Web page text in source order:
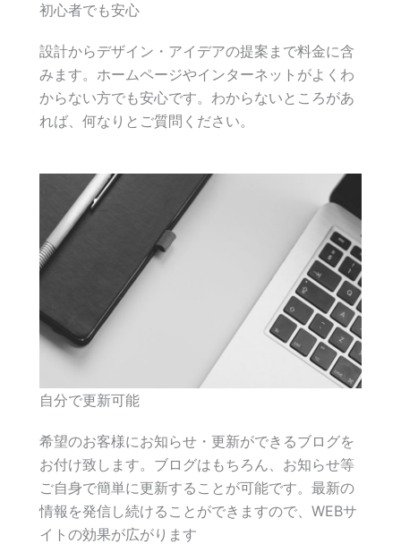
初心者でも安心
設計からデザイン・アイデアの提案まで料金に含
みます。ホームページやインターネットがよくわ
からない方でも安心です。わからないところがあ
れば、何なりとご質問ください。
自分で更新可能
希望のお客様にお知らせ・更新ができるブログを
お付け致します。ブログはもちろん、お知らせ等
ご自身で簡単に更新することが可能です。最新の
情報を発信し続けることができますので、WEBサ
イトの効果が広がります